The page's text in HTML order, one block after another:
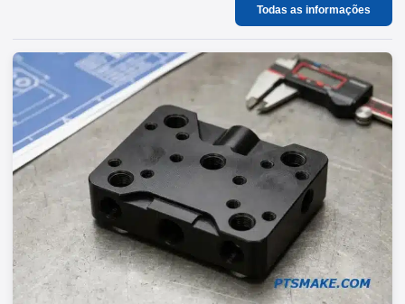
Todas as informações